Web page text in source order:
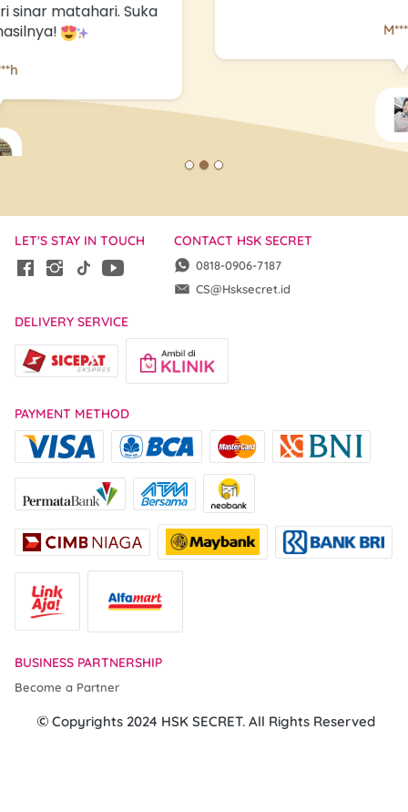
LET'S STAY IN TOUCH CONTACT HSK SECRET
0818-0906-7187
CS@Hsksecret.id
DELIVERY SERVICE
PAYMENT METHOD
BUSINESS PARTNERSHIP
Become a Partner
Copyrights 2024 HSK SECRET. All Rights Reserved